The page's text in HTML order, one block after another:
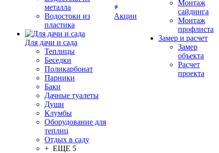
металла
Водостоки из
пластика
Для дачи и сада
Теплицы
Беседки
Поликарбонат
Парники
Баки
Дачные туалеты
Души
Клумбы
Оборудование для
теплиц
Отдых в саду
+ ЕЩЕ 5
Акции
Монтаж
сайдинга
Монтаж
профлиста
Замер и расчет
Замер
объекта
Расчет
проекта